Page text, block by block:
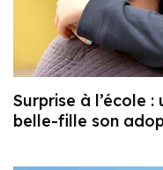
Surprise à l’école
belle-fille son